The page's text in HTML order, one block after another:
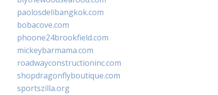
paolosdelibangkok.com
bobacove.com
phoone24brookfield.com
mickeybarmama.com
roadwayconstructioninc.com
shopdragonflyboutique.com
sportszilla.org